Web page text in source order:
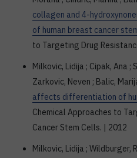
collagen and 4-
of human breast cancer
to Targeting Drug
Milkovic, Lidija ; Cipak, Ana ;
Zarkovic, Neven ; Balic,
affects differentiation of
Chemical Approaches to
Cancer Stem Cells. | 2012
Milkovic, Lidija ; Wildburger,